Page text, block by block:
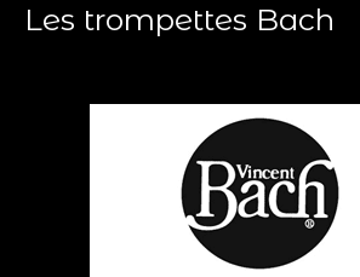
Instruments neufs
Instruments d’occasion
Expertise / Cours
Les trompettes Bach